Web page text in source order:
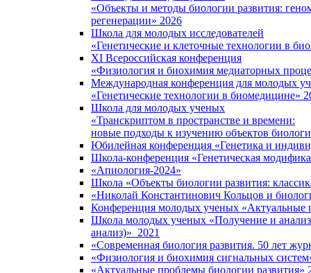
«Объекты и методы биологии развития:
регенерации» 2026
Школа для молодых исследователей
«Генетические и клеточные технологии в
XI Всероссийская конференция
«Физиология и биохимия медиаторных
Международная конференция для молодых
«Генетические технологии в биомедицине»
Школа для молодых ученых
«Транскриптом в пространстве и времени:
новые подходы к изучению объектов
Юбилейная конференция «Генетика и
Школа-конференция «Генетическая
«Апиология-2024»
Школа «Объекты биологии развития:
«Николай Константинович Кольцов и
Конференция молодых ученых «Актуальные
Школа молодых ученых «Получение и
анализ)» 2021
«Современная биология развития. 50 лет
«Физиология и биохимия сигнальных
«Актуальные проблемы биологии развития»